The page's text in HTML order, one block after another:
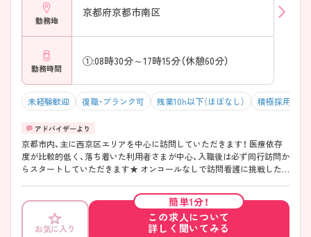
勤務地
京都府京都市南区
勤務時間
①:08時30分～17時15分（休憩60分）
未経験歓迎 復職・ブランク可 残業10h以下（ほぼなし） 積極採用中
京都市内、主に西京区エリアを中心に訪問していただきます！ 医療依存
度が比較的低く、落ち着いた利用者さまが中心、入職後は必ず同行訪問か
らスタートしていただきます★ オンコールなしで訪問看護に挑戦した
ます！ ご興味がございましたら是非ご相談下さい◎
お気に入り
簡単1分！
この求人について
詳しく聞いてみる